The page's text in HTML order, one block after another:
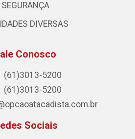
SEGURANÇA
DIVERSAS
Conosco
(61)3013-5200
(61)3013-5200
Sociais